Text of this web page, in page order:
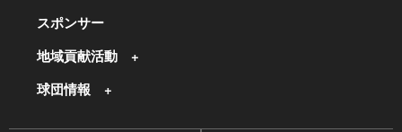
スポンサー
地域貢献活動
球団情報